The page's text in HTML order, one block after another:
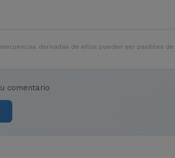
derivadas de ellos pueden ser pasibles de
comentario